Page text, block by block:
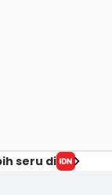
seru di